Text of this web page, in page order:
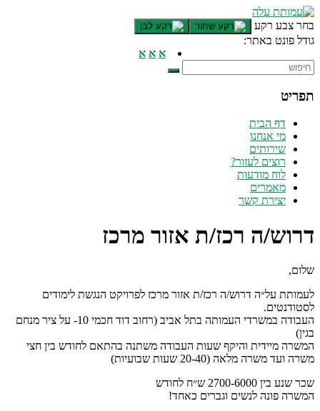
דלג לתוכן רצוי/Skip to content
בחר צבע רקע
גודל פונט באתר:
א א א
תפריט
דף הבית
מי אנחנו
שירותים
רוצים לעזור?
לוח מודעות
מאמרים
יצירת קשר
דרוש/ה רכז/ת אזור מרכז
שלום,
לעמותת על״ה דרוש/ה רכז/ת אזור מרכז לפרויקט הנגשת לימודים
לסטודנטים.
העבודה במשרדי העמותה בתל אביב (רחוב דוד חכמי 10- על ציר מנחם
בגין)
המשרה מיידית והיקף שעות העבודה משתנה בהתאם לחודש בין חצי
משרה ועד משרה מלאה (20-40 שעות שבועיות)
שכר שנע בין 2700-6000 ש״ח לחודש
המשרה פונה לנשים וגברים כאחד!